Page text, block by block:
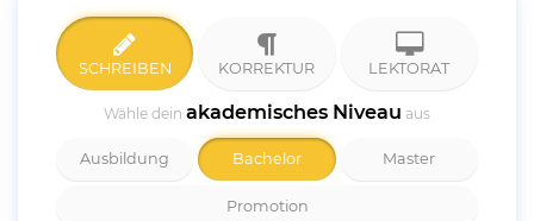
SCHREIBEN KORREKTUR LEKTORAT
Wähle dein akademisches Niveau aus
Ausbildung Bachelor Master
Promotion